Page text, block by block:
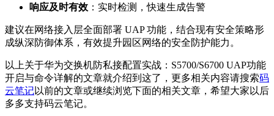
响应及时有效 ：实时检测，快速生成告警
建议在网络接入层全面部署 UAP 功能，结合现有安全策略形
成纵深防御体系，有效提升园区网络的安全防护能力。
以上关于华为交换机防私接配置实战：S5700/S6700 UAP功能
开启与命令详解的文章就介绍到这了，更多相关内容请搜索码
云笔记以前的文章或继续浏览下面的相关文章，希望大家以后
多多支持码云笔记。